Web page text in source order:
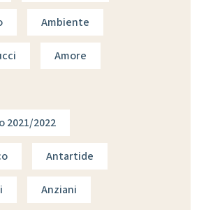
Ambiente
Amore
2021/2022
Antartide
Anziani